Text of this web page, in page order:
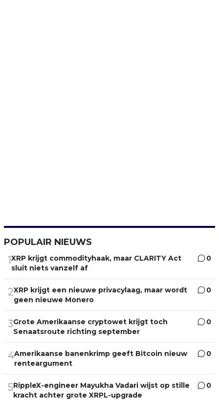
POPULAIR NIEUWS
1XRP krijgt commodityhaak, maar CLARITY Act
sluit niets vanzelf af
0
2XRP krijgt een nieuwe privacylaag, maar wordt
geen nieuwe Monero
0
3Grote Amerikaanse cryptowet krijgt toch
Senaatsroute richting september
0
4Amerikaanse banenkrimp geeft Bitcoin nieuw
renteargument
0
5RippleX-engineer Mayukha Vadari wijst op stille
kracht achter grote XRPL-upgrade
0